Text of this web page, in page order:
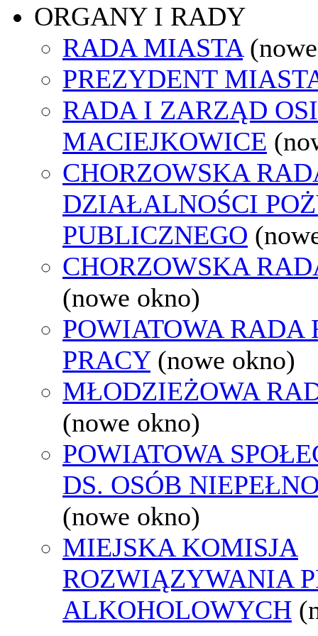
ORGANY I RADY
RADA MIASTA
PREZYDENT
RADA I ZARZĄD
MACIEJKOWICE
CHORZOWSKA
DZIAŁALNOŚCI
PUBLICZNEGO
CHORZOWSKA
(nowe okno)
POWIATOWA RADA
PRACY (nowe okno)
MŁODZIEŻOWA
(nowe okno)
POWIATOWA
DS. OSÓB
(nowe okno)
MIEJSKA KOMISJA
ROZWIĄZYWANIA
ALKOHOLOWYCH